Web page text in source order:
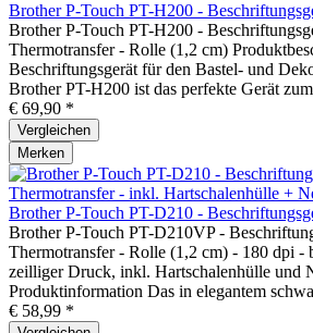
Brother P-Touch PT-H200 -
Brother P-Touch PT-H200 -
Thermotransfer - Rolle (1,2 cm)
Beschriftungsgerät für den Bastel- und
Brother PT-H200 ist das perfekte Gerät
€ 69,90 *
Vergleichen
Merken
Brother P-Touch PT-D210 -
Brother P-Touch PT-D210VP -
Thermotransfer - Rolle (1,2 cm) - 180 dpi -
zeilliger Druck, inkl. Hartschalenhülle und
Produktinformation Das in elegantem
€ 58,99 *